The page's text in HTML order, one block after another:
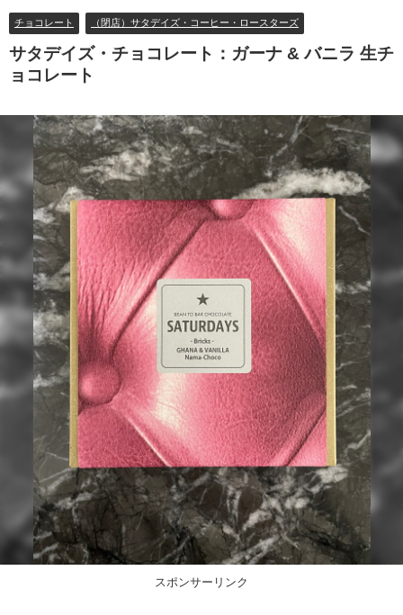
チョコレート （閉店）サタデイズ・コーヒー・ロースターズ
サタデイズ・チョコレート：ガーナ & バニラ 生チ
ョコレート
スポンサーリンク